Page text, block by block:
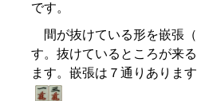
です。
間が抜けている形を嵌張
す。抜けているところが来
ます。嵌張は７通りあります